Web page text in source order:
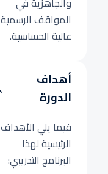
المواقف الرسمية
عالية الحساسية.
أهداف
الدورة
فيما يلي الأهداف
الرئيسية لهذا
البرنامج التدريبي: